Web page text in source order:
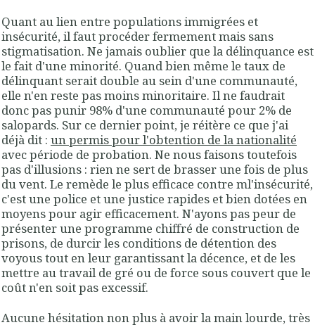
Quant au lien entre populations immigrées et
insécurité, il faut procéder fermement mais sans
stigmatisation. Ne jamais oublier que la délinquance est
le fait d'une minorité. Quand bien même le taux de
délinquant serait double au sein d'une communauté,
elle n'en reste pas moins minoritaire. Il ne faudrait
donc pas punir 98% d'une communauté pour 2% de
salopards. Sur ce dernier point, je réitère ce que j'ai
déjà dit : un permis pour l'obtention de la nationalité
avec période de probation. Ne nous faisons toutefois
pas d'illusions : rien ne sert de brasser une fois de plus
du vent. Le remède le plus efficace contre ml'insécurité,
c'est une police et une justice rapides et bien dotées en
moyens pour agir efficacement. N'ayons pas peur de
présenter une programme chiffré de construction de
prisons, de durcir les conditions de détention des
voyous tout en leur garantissant la décence, et de les
mettre au travail de gré ou de force sous couvert que le
coût n'en soit pas excessif.
Aucune hésitation non plus à avoir la main lourde, très